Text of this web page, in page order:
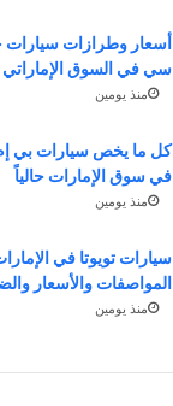
أسعار وطرازات
سي في السوق الإماراتي
منذ يومين
كل ما يخص سيارات بي إم
في سوق الإمارات حالياً
منذ يومين
سيارات تويوتا في
المواصفات والأسعار
منذ يومين